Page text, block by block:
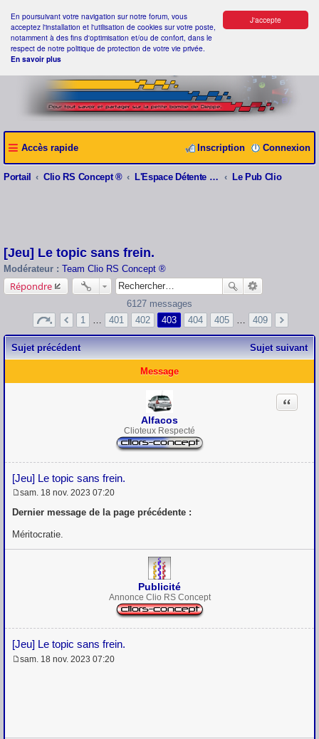
J'accepte
En poursuivant votre navigation sur notre forum, vous
acceptez l'installation et l'utilisation de cookies sur votre poste,
notamment à des fins d'optimisation et/ou de confort, dans le
respect de notre politique de protection de votre vie privée.
En savoir plus
Accès rapide Connexion
Inscription
Portail Clio RS Concept ® L'Espace Détente Clio RS Concept ® Le Pub Clio
[Jeu] Le topic sans frein.
Modérateur : Team Clio RS Concept ®
Répondre
6127 messages
1
401 402 403 404 405 409
Sujet précédent Sujet suivant
Message
Alfacos
Clioteux Respecté
[Jeu] Le topic sans frein.
Citation
e
s
a
g
sam. 18 nov. 2023 07:20
Dernier message de la page précédente :
Méritocratie.
Publicité
Annonce Clio RS Concept
[Jeu] Le topic sans frein.
sam. 18 nov. 2023 07:20